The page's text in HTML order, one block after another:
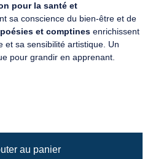
pour la santé et
sa conscience du bien-être et de
poésies et comptines enrichissent
et sa sensibilité artistique. Un
pour grandir en apprenant.
au panier